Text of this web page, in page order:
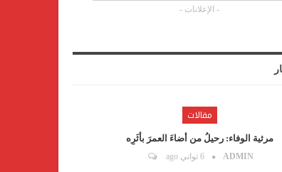
- الإعلانات -
مقالات
مرثية الوفاء: رحيلُ من أضاءَ العمرَ بأثَرِه
ADMIN 6 ثواني ago